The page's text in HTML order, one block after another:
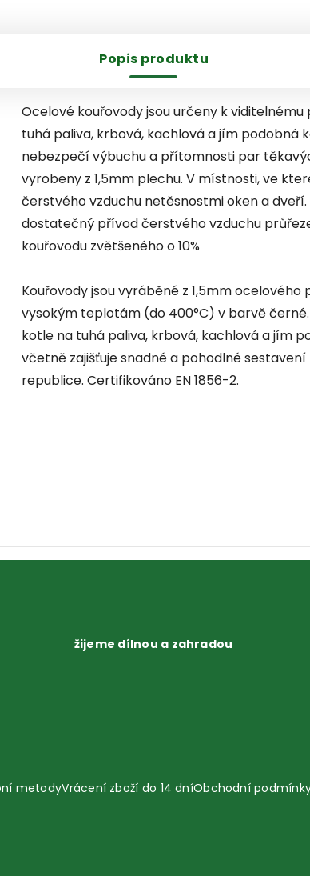
Popis produktu
Ocelové kouřovody jsou určeny k
tuhá paliva, krbová, kachlová a jím podobná
nebezpečí výbuchu a přítomnosti par
vyrobeny z 1,5mm plechu. V místnosti, ve
čerstvého vzduchu netěsnostmi oken a
dostatečný přívod čerstvého vzduchu
kouřovodu zvětšeného o 10%
Kouřovody jsou vyráběné z 1,5mm
vysokým teplotám (do 400°C) v barvě
kotle na tuhá paliva, krbová, kachlová a jím
včetně zajišťuje snadné a pohodlné
republice. Certifikováno EN 1856-2.
žijeme dílnou a zahradou
metodyVrácení zboží do 14 dníObchodní